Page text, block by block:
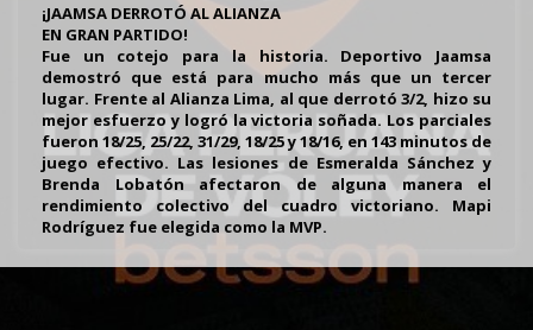
¡JAAMSA DERROTÓ AL ALIANZA
EN GRAN PARTIDO!
Fue un cotejo para la historia. Deportivo Jaamsa
demostró que está para mucho más que un tercer
lugar. Frente al Alianza Lima, al que derrotó 3/2, hizo su
mejor esfuerzo y logró la victoria soñada. Los parciales
fueron 18/25, 25/22, 31/29, 18/25 y 18/16, en 143 minutos de
juego efectivo. Las lesiones de Esmeralda Sánchez y
Brenda Lobatón afectaron de alguna manera el
rendimiento colectivo del cuadro victoriano. Mapi
Rodríguez fue elegida como la MVP.